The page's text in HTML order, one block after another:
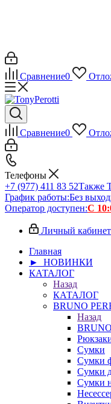
Сравнение0
Сравнение0
Телефоны
+7 (977) 411 83 52Также
График работы:Без
Оператор доступен:С
Личный кабинет
Главная
► НОВИНКИ
КАТАЛОГ
Назад
КАТАЛОГ
BRUNO
Назад
Сумки
Сумки
Сумки
Сумки